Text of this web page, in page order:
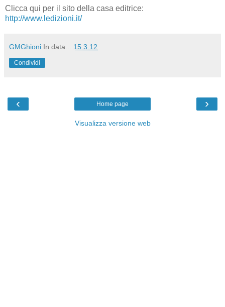
Clicca qui per il sito della casa editrice:
http://www.ledizioni.it/
GMGhioni In data... 15.3.12
Condividi
‹ ›
Home page
Visualizza versione web